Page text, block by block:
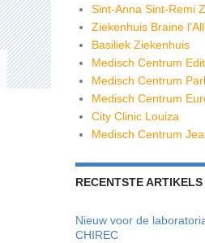
Sint-Anna Sint-Remi
Ziekenhuis Braine
Basiliek Ziekenhuis
Medisch Centrum
Medisch Centrum
Medisch Centrum
City Clinic Louiza
Medisch Centrum
RECENTSTE ARTIKELS
Nieuw voor de
CHIREC